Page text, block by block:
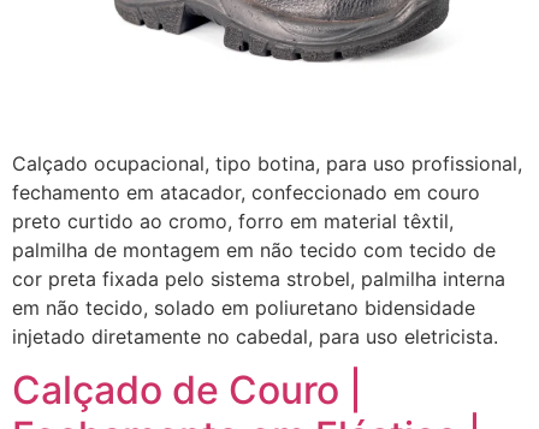
Calçado ocupacional, tipo botina, para uso profissional,
fechamento em atacador, confeccionado em couro
preto curtido ao cromo, forro em material têxtil,
palmilha de montagem em não tecido com tecido de
cor preta fixada pelo sistema strobel, palmilha interna
em não tecido, solado em poliuretano bidensidade
injetado diretamente no cabedal, para uso eletricista.
Calçado de Couro |